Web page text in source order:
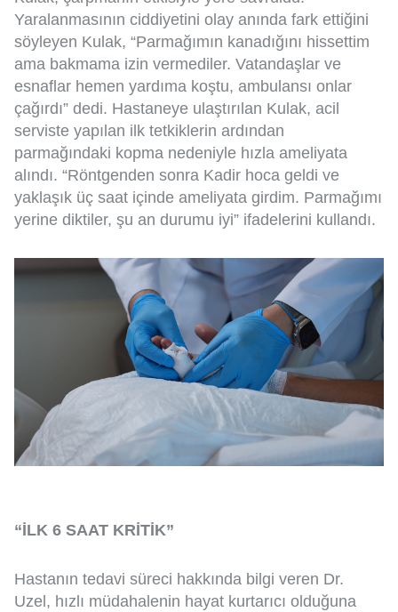
Yaralanmasının ciddiyetini olay anında fark ettiğini
söyleyen Kulak, “Parmağımın kanadığını hissettim
ama bakmama izin vermediler. Vatandaşlar ve
esnaflar hemen yardıma koştu, ambulansı onlar
çağırdı” dedi. Hastaneye ulaştırılan Kulak, acil
serviste yapılan ilk tetkiklerin ardından
parmağındaki kopma nedeniyle hızla ameliyata
alındı. “Röntgenden sonra Kadir hoca geldi ve
yaklaşık üç saat içinde ameliyata girdim. Parmağımı
yerine diktiler, şu an durumu iyi” ifadelerini kullandı.
“İLK 6 SAAT KRİTİK”
Hastanın tedavi süreci hakkında bilgi veren Dr.
Uzel, hızlı müdahalenin hayat kurtarıcı olduğuna